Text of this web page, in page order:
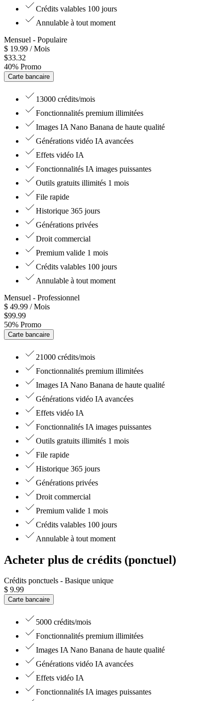
Crédits valables 100 jours
Annulable à tout moment
Mensuel - Populaire
$ 19.99 / Mois
$33.32
40% Promo
Carte bancaire
13000 crédits/mois
Fonctionnalités premium illimitées
Images IA Nano Banana de haute qualité
Générations vidéo IA avancées
Effets vidéo IA
Fonctionnalités IA images puissantes
Outils gratuits illimités 1 mois
File rapide
Historique 365 jours
Générations privées
Droit commercial
Premium valide 1 mois
Crédits valables 100 jours
Annulable à tout moment
Mensuel - Professionnel
$ 49.99 / Mois
$99.99
50% Promo
Carte bancaire
21000 crédits/mois
Fonctionnalités premium illimitées
Images IA Nano Banana de haute qualité
Générations vidéo IA avancées
Effets vidéo IA
Fonctionnalités IA images puissantes
Outils gratuits illimités 1 mois
File rapide
Historique 365 jours
Générations privées
Droit commercial
Premium valide 1 mois
Crédits valables 100 jours
Annulable à tout moment
Acheter plus de crédits (ponctuel)
Crédits ponctuels - Basique unique
$ 9.99
Carte bancaire
5000 crédits/mois
Fonctionnalités premium illimitées
Images IA Nano Banana de haute qualité
Générations vidéo IA avancées
Effets vidéo IA
Fonctionnalités IA images puissantes